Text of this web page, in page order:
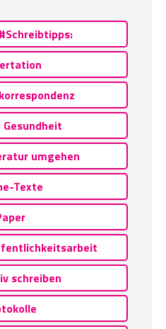
umgehen
Texte
schreiben